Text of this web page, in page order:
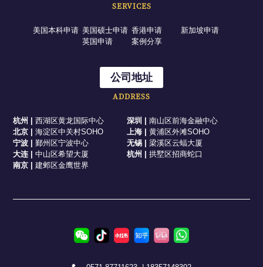
SERVICES
美国本科申请 美国硕士申请 香港申请
新加坡申请
英国申请
案例分享
公司地址
ADDRESS
杭州 |西湖区黄龙国际中心 深圳
南山区前海金融中心
北京 |海淀区中关村SOHO 上海| 黄浦区外滩SOHO
宁波 |鄞州区宁波中心 无锡| 梁溪区云蝠大厦
大连 |中山区希望大厦 杭州
拱墅区招商蛇口
南京 |建邺区金鹰世界